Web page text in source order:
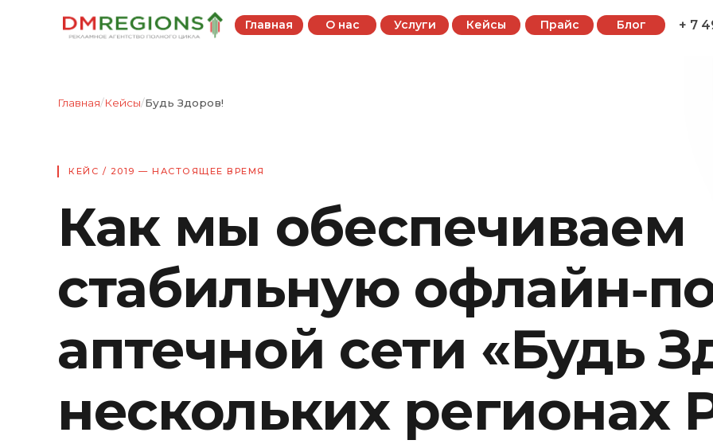
+ 7
Главная О нас Кейсы
Услуги Прайс Блог
Главная/Кейсы/Будь Здоров!
КЕЙС / 2019 — НАСТОЯЩЕЕ ВРЕМЯ
Как мы обеспечиваем
стабильную
аптечной сети «Будь
нескольких регионах